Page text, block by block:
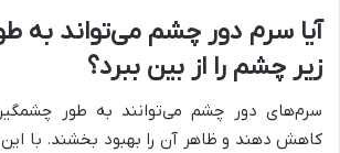
آیا سرم دور چشم می‌تواند به
زیر چشم را از بین ببرد؟
سرم‌های دور چشم می‌توانند به طور
کاهش دهند و ظاهر آن را بهبود بخشند. با